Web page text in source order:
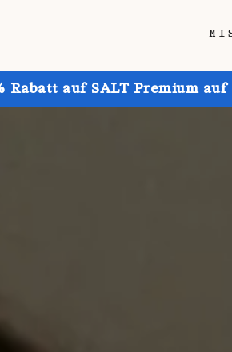
Rabatt auf SALT Premium